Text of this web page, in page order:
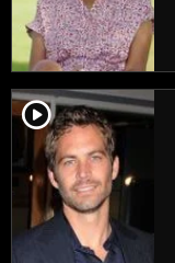
player2